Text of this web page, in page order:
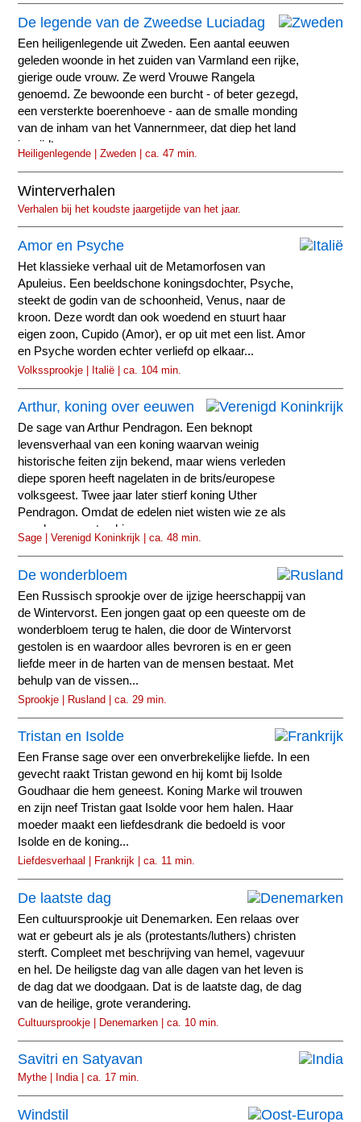
De legende van de Zweedse Luciadag
Een heiligenlegende uit Zweden. Een aantal eeuwen
geleden woonde in het zuiden van Varmland een rijke,
gierige oude vrouw. Ze werd Vrouwe Rangela
genoemd. Ze bewoonde een burcht - of beter gezegd,
een versterkte boerenhoeve - aan de smalle monding
van de inham van het Vannernmeer, dat diep het land
insnijdt.
Heiligenlegende | Zweden | ca. 47 min.
Winterverhalen
Verhalen bij het koudste jaargetijde van het jaar.
Amor en Psyche
Het klassieke verhaal uit de Metamorfosen van
Apuleius. Een beeldschone koningsdochter, Psyche,
steekt de godin van de schoonheid, Venus, naar de
kroon. Deze wordt dan ook woedend en stuurt haar
eigen zoon, Cupido (Amor), er op uit met een list. Amor
en Psyche worden echter verliefd op elkaar...
Volkssprookje | Italië | ca. 104 min.
Arthur, koning over eeuwen
De sage van Arthur Pendragon. Een beknopt
levensverhaal van een koning waarvan weinig
historische feiten zijn bekend, maar wiens verleden
diepe sporen heeft nagelaten in de brits/europese
volksgeest. Twee jaar later stierf koning Uther
Pendragon. Omdat de edelen niet wisten wie ze als
opvolger moesten kiezen...
Sage | Verenigd Koninkrijk | ca. 48 min.
De wonderbloem
Een Russisch sprookje over de ijzige heerschappij van
de Wintervorst. Een jongen gaat op een queeste om de
wonderbloem terug te halen, die door de Wintervorst
gestolen is en waardoor alles bevroren is en er geen
liefde meer in de harten van de mensen bestaat. Met
behulp van de vissen...
Sprookje | Rusland | ca. 29 min.
Tristan en Isolde
Een Franse sage over een onverbrekelijke liefde. In een
gevecht raakt Tristan gewond en hij komt bij Isolde
Goudhaar die hem geneest. Koning Marke wil trouwen
en zijn neef Tristan gaat Isolde voor hem halen. Haar
moeder maakt een liefdesdrank die bedoeld is voor
Isolde en de koning...
Liefdesverhaal | Frankrijk | ca. 11 min.
De laatste dag
Een cultuursprookje uit Denemarken. Een relaas over
wat er gebeurt als je als (protestants/luthers) christen
sterft. Compleet met beschrijving van hemel, vagevuur
en hel. De heiligste dag van alle dagen van het leven is
de dag dat we doodgaan. Dat is de laatste dag, de dag
van de heilige, grote verandering.
Cultuursprookje | Denemarken | ca. 10 min.
Savitri en Satyavan
Mythe | India | ca. 17 min.
Windstil